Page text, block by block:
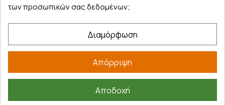
Βρείτε μας στα social
©2026farmakeioexpress.gr
των προσωπικών σας δεδομένων;
Διαμόρφωση
Απόρριψη
Αποδοχή